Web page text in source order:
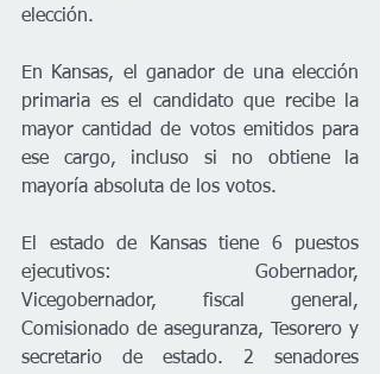
elección.
En Kansas, el ganador de una elección
primaria es el candidato que recibe la
mayor cantidad de votos emitidos para
ese cargo, incluso si no obtiene la
mayoría absoluta de los votos.
El estado de Kansas tiene 6 puestos
ejecutivos: Gobernador,
Vicegobernador, fiscal general,
Comisionado de aseguranza, Tesorero y
secretario de estado. 2 senadores